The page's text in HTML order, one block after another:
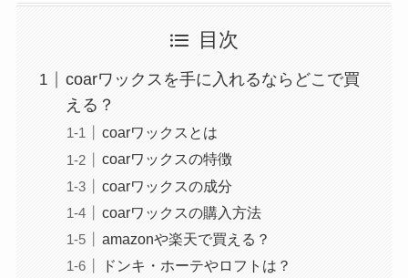
目次
coarワックスを手に入れるならどこで買
える？
coarワックスとは
coarワックスの特徴
coarワックスの成分
coarワックスの購入方法
amazonや楽天で買える？
ドンキ・ホーテやロフトは？